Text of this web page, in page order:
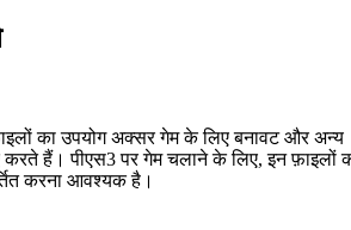
का उपयोग अक्सर गेम के लिए बनावट और अन्य
करते हैं। पीएस3 पर गेम चलाने के लिए, इन फ़ाइलों
करना आवश्यक है।